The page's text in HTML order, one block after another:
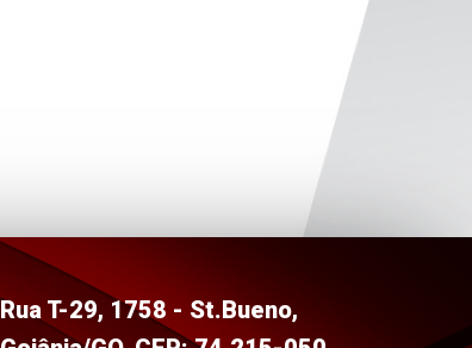
Rua T-29, 1758 - St.Bueno,